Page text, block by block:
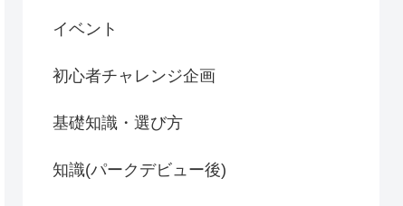
イベント
初心者チャレンジ企画
基礎知識・選び方
知識(パークデビュー後)